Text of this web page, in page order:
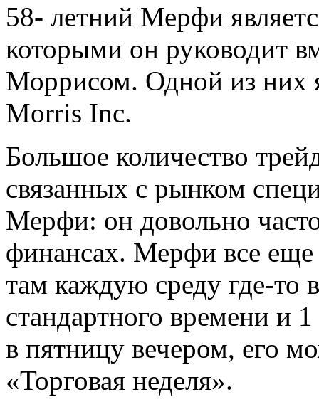
58- летний Мерфи
которыми он руководит
Моррисом. Одной из них
Morris Inc.
Большое количество
связанных с рынком
Мерфи: он довольно
финансах. Мерфи все еще
там каждую среду где-то
стандартного времени и
в пятницу вечером, его
«Торговая неделя».